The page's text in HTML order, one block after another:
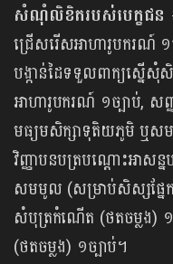
សំណុំលិខិតរបស់បេក្ខជន
ជ្រើសរើស​អាហារូបករណ៍ ១ច្
បង្កាន់ដៃ​ទទួលពាក្យ​ស្នើ​សុំ​
អាហារូបករណ៍ ១ច្បាប់, សញ្
មធ្យមសិក្សា​ទុតិយភូមិ ឬសម
វិញ្ញាបនបត្រ​បណ្តោះអាសន្
សមមូល (សម្រាប់សិស្ស​ផ្នែក
សំបុត្រ​កំណើត (ថតចម្លង) ១
(ថតចម្លង) ១ច្បាប់។